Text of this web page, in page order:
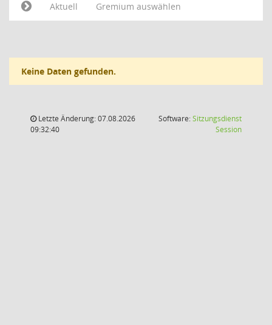
Aktuell
Gremium auswählen
Keine Daten gefunden.
Letzte Änderung: 07.08.2026
09:32:40
Software:Sitzungsdienst
Session(Wird in